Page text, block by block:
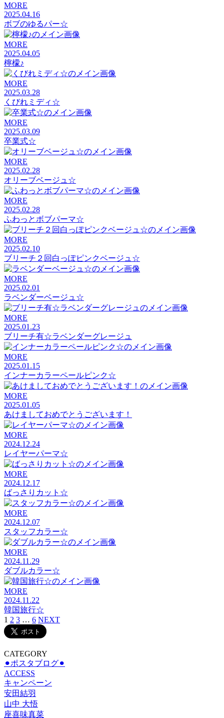
MORE
2025.04.16
ボブのゆるパー☆
MORE
2025.04.05
檸檬♪
MORE
2025.03.28
くびれミディ☆
MORE
2025.03.09
卒業式☆
MORE
2025.02.28
オリーブベージュ☆
MORE
2025.02.28
ふわっとボブパーマ☆
MORE
2025.02.10
ブリーチ２回白っぽピンクベージュ☆
MORE
2025.02.01
ラベンダーベージュ☆
MORE
2025.01.23
ブリーチ有☆ラベンダーグレージュ
MORE
2025.01.15
インナーカラーペールピンク☆
MORE
2025.01.05
あけましておめでとうございます！
MORE
2024.12.24
レイヤーパーマ☆
MORE
2024.12.17
ばっさりカット☆
MORE
2024.12.07
スタッフカラー☆
MORE
2024.11.29
ダブルカラー☆
MORE
2024.11.22
韓国旅行☆
1 2 3 … 6 NEXT
CATEGORY
⚫︎ポスタブログ⚫︎
ACCESS
キャンペーン
安田結羽
山中 大悟
座喜味真菜